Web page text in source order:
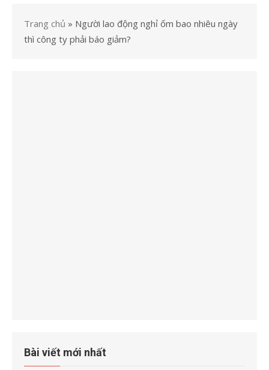
Trang chủ » Người lao động nghỉ ốm bao nhiêu ngày
thì công ty phải báo giảm?
Bài viết mới nhất